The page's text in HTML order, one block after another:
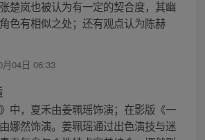
楚岚也被认为有一定的契合度，其幽
色有相似之处；还有观点认为陈赫
月04日 06:33
中，夏禾由姜珮瑶饰演；在影版《一
娜然饰演。姜珮瑶通过出色演技与迷